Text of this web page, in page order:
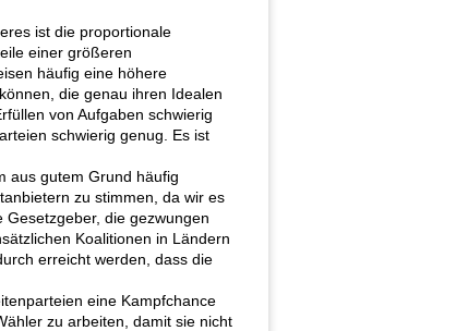
ist die proportionale
einer größeren
häufig eine höhere
die genau ihren Idealen
von Aufgaben schwierig
schwierig genug. Es ist
aus gutem Grund häufig
zu stimmen, da wir es
die gezwungen
Koalitionen in Ländern
erreicht werden, dass die
eine Kampfchance
zu arbeiten, damit sie nicht